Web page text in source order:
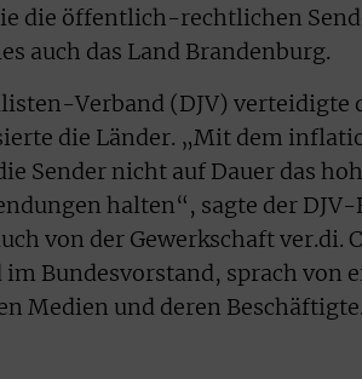
die öffentlich-rechtlichen
auch das Land Brandenburg.
Verband (DJV) verteidigte
die Länder. „Mit dem
Sender nicht auf Dauer das
halten“, sagte der
von der Gewerkschaft ver.di.
Bundesvorstand, sprach von
Medien und deren Beschäftigte.